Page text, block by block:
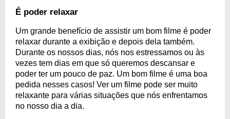
É poder relaxar
Um grande benefício de assistir um bom filme é poder
relaxar durante a exibição e depois dela também.
Durante os nossos dias, nós nos estressamos ou às
vezes tem dias em que só queremos descansar e
poder ter um pouco de paz. Um bom filme é uma boa
pedida nesses casos! Ver um filme pode ser muito
relaxante para várias situações que nós enfrentamos
no nosso dia a dia.